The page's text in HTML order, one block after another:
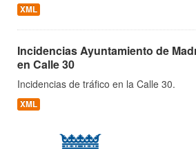
XML
Incidencias Ayuntamiento de
en Calle 30
Incidencias de tráfico en la Calle 30.
XML